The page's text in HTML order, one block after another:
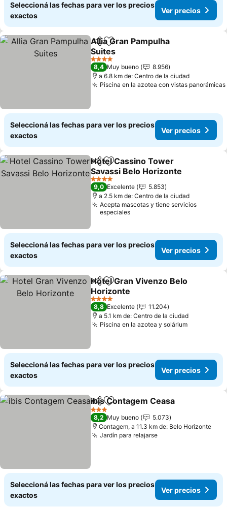
Seleccioná las fechas para ver los precios
exactos
Ver precios
CompartirAñadir a favoritos
Allia Gran Pampulha
Suites
Ver precios
4 Estrellas
8,4 Muy bueno
8.956
a 6.8 km de: Centro de la ciudad
Piscina en la azotea con vistas panorámicas
Seleccioná las fechas para ver los precios
exactos
Ver precios
CompartirAñadir a favoritos
Hotel Cassino Tower
Savassi Belo Horizonte
Ver precios
4 Estrellas
9,0 Excelente
5.853
a 2.5 km de: Centro de la ciudad
Acepta mascotas y tiene servicios
especiales
Seleccioná las fechas para ver los precios
exactos
Ver precios
CompartirAñadir a favoritos
Hotel Gran Vivenzo Belo
Horizonte
Ver precios
4 Estrellas
8,8 Excelente
11.204
a 5.1 km de: Centro de la ciudad
Piscina en la azotea y soláriumVer
Seleccioná las fechas para ver los precios
exactos
Ver precios
CompartirAñadir a favoritos
ibis Contagem Ceasa
3 Estrellas
8,2 Muy bueno
5.073
Contagem, a 11.3 km de: Belo Horizonte
Jardín para relajarseVer precios
Seleccioná las fechas para ver los precios
exactos
Ver precios